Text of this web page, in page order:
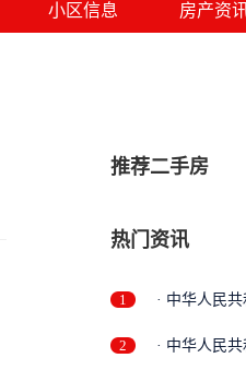
小区信息 房产资
推荐二手房
热门资讯
1 · 中华人民
2 · 中华人民